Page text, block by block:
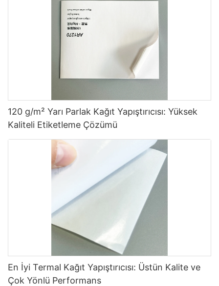
120 g/m² Yarı Parlak Kağıt Yapıştırıcısı: Yüksek
Kaliteli Etiketleme Çözümü
En İyi Termal Kağıt Yapıştırıcısı: Üstün Kalite ve
Çok Yönlü Performans